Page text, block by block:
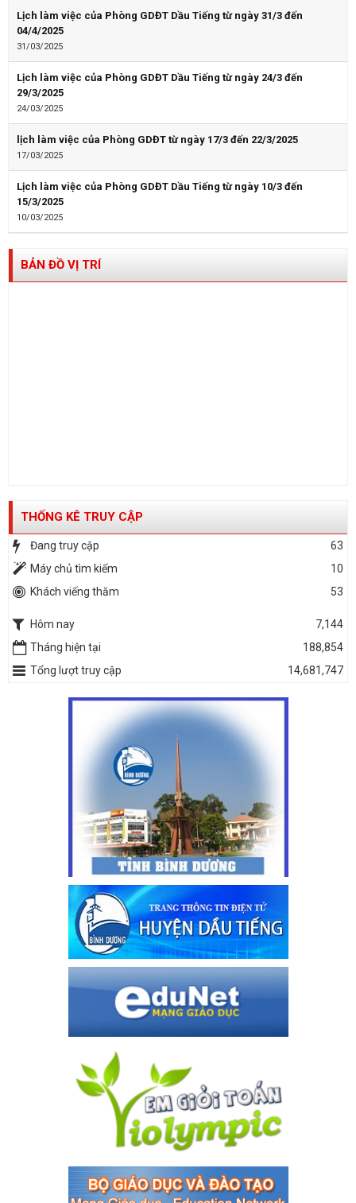
Lịch làm việc của Phòng GDĐT Dầu Tiếng từ ngày 31/3 đến
04/4/2025
31/03/2025
Lịch làm việc của Phòng GDĐT Dầu Tiếng từ ngày 24/3 đến
29/3/2025
24/03/2025
lịch làm việc của Phòng GDĐT từ ngày 17/3 đến 22/3/2025
17/03/2025
Lịch làm việc của Phòng GDĐT Dầu Tiếng từ ngày 10/3 đến
15/3/2025
10/03/2025
BẢN ĐỒ VỊ TRÍ
THỐNG KÊ TRUY CẬP
Đang truy cập
63
Máy chủ tìm kiếm
10
Khách viếng thăm
53
Hôm nay
7,144
Tháng hiện tại
188,854
Tổng lượt truy cập
14,681,747